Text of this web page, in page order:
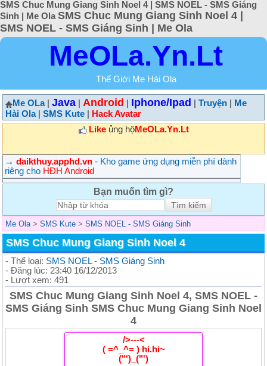
SMS Chuc Mung Giang Sinh Noel 4 | SMS NOEL - SMS Giáng
Sinh | Me Ola SMS Chuc Mung Giang Sinh Noel 4 |
SMS NOEL - SMS Giáng Sinh | Me Ola
MeOLa.Yn.Lt
Thế Giới Me Hài Ola
Me OLa| Java Android Iphone/Ipad Truyện
Me
Hài Ola| SMS Kute
Hack Avatar
Likeủng hộMeOLa.Yn.Lt
→ daikthuy.apphd.vn - Kho game ứng dụng miễn phí dành
riêng cho HĐH Android
Bạn muốn tìm gì?
Me Ola > SMS Kute > SMS NOEL - SMS Giáng Sinh
SMS Chuc Mung Giang Sinh Noel 4
- Thể loại: SMS NOEL - SMS Giáng Sinh
- Đăng lúc: 23:40 16/12/2013
- Lượt xem: 491
SMS Chuc Mung Giang Sinh Noel 4, SMS NOEL -
SMS Giáng Sinh SMS Chuc Mung Giang Sinh Noel
4
/>---<
( =^_^= ) hi.hi~
("')_("')